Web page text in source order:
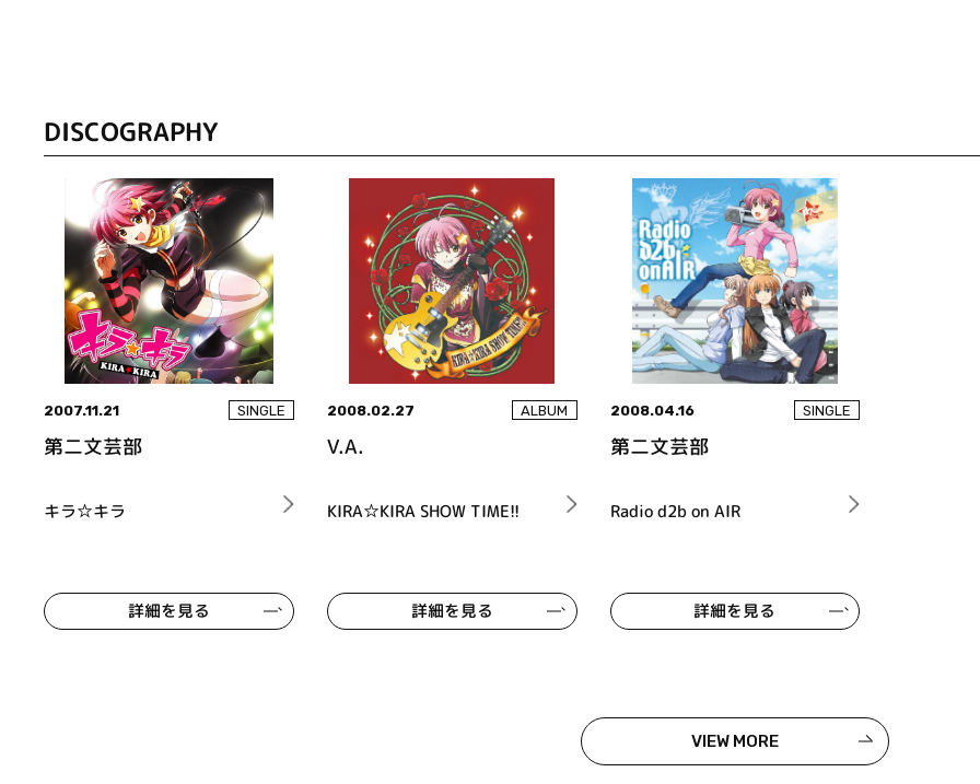
DISCOGRAPHY
2007.11.21 SINGLE
第二文芸部
キラ☆キラ
詳細を見る
2008.02.27 ALBUM
V.A.
KIRA☆KIRA SHOW TIME!!
詳細を見る
2008.04.16 SINGLE
第二文芸部
Radio d2b on AIR
詳細を見る
VIEW MORE